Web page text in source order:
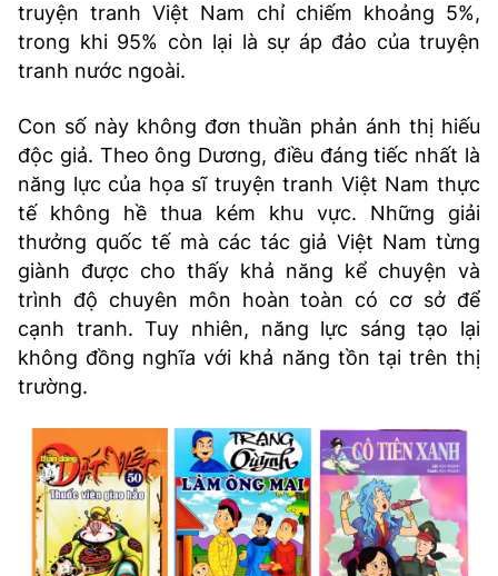
truyện tranh Việt Nam chỉ chiếm khoảng 5%,
trong khi 95% còn lại là sự áp đảo của truyện
tranh nước ngoài.
Con số này không đơn thuần phản ánh thị hiếu
độc giả. Theo ông Dương, điều đáng tiếc nhất là
năng lực của họa sĩ truyện tranh Việt Nam thực
tế không hề thua kém khu vực. Những giải
thưởng quốc tế mà các tác giả Việt Nam từng
giành được cho thấy khả năng kể chuyện và
trình độ chuyên môn hoàn toàn có cơ sở để
cạnh tranh. Tuy nhiên, năng lực sáng tạo lại
không đồng nghĩa với khả năng tồn tại trên thị
trường.